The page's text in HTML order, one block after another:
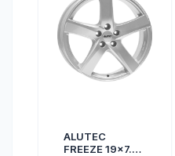
ALUTEC
FREEZE 19x7.5